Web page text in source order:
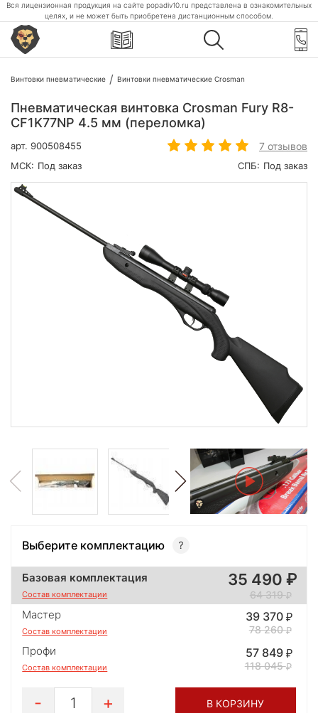
Вся лицензионная продукция на сайте popadiv10.ru представлена в ознакомительных
целях, и не может быть приобретена дистанционным способом.
Винтовки пневматические Винтовки пневматические Crosman
Пневматическая винтовка Crosman Fury R8-
CF1K77NP 4.5 мм (переломка)
арт. 900508455 7 отзывов
МСК: Под заказ СПБ: Под заказ
Выберите комплектацию
Базовая комплектация
Состав комплектации
35 490
64 319
Мастер
Состав комплектации
39 370
78 260
Профи
Состав комплектации
57 849
118 045
1 В КОРЗИНУ